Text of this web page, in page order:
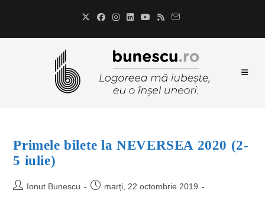
Primele bilete la NEVERSEA 2020 (2-
5 iulie)
Ionut Bunescu
marți, 22 octombrie 2019